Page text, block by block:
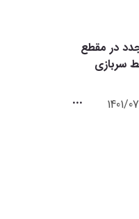
در مقطع
سربازی
1401/